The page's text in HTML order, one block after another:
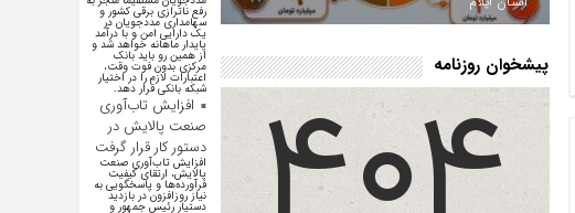
پیشخوان روزنامه
رفع ناترازی برقی کشور و
سهامداری مددجویان در
یک دارایی امن و با درآمد
پایدار ماهانه خواهد شد و
از همین رو باید بانک
مرکزی بدون فوت وقت،
اعتبارات لازم را در اختیار
شبکه بانکی قرار دهد.
افزایش تاب‌آوری
صنعت پالایش در
دستور کار قرار گرفت
افزایش تاب‌آوری صنعت
پالایش، ارتقای کیفیت
فرآورده‌ها و پاسخگویی به
نیاز روزافزون در بازدید
دستیار رئیس جمهور و